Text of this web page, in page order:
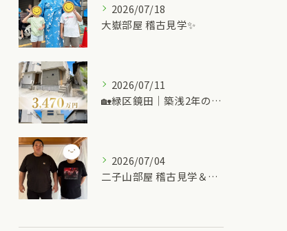
2026/07/18
大嶽部屋 稽古見学✨
2026/07/11
🏡緑区鏡田｜築浅2年の中古一戸建て
2026/07/04
二子山部屋 稽古見学＆ちゃんこ🍲